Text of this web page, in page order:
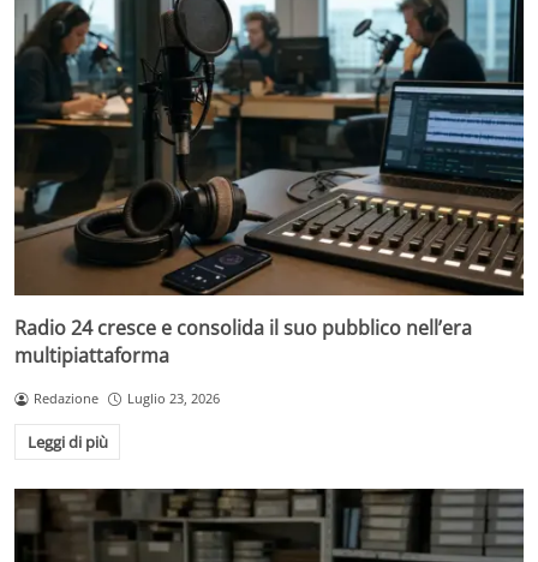
Radio 24 cresce e consolida il suo pubblico nell’era
multipiattaforma
Redazione Luglio 23, 2026
Leggi di più